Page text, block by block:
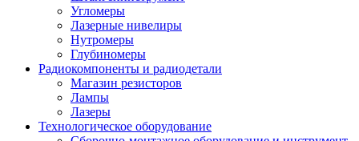
Угломеры
Лазерные нивелиры
Нутромеры
Глубиномеры
Радиокомпоненты и радиодетали
Магазин резисторов
Лампы
Лазеры
Технологическое оборудование